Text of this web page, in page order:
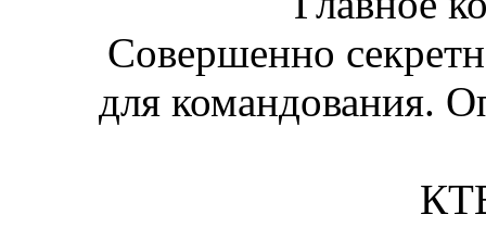
Совершенно
для командования.